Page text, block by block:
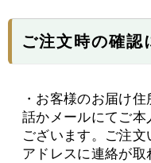
ご注文時の確認
・お客様のお届け
話かメールにてご
ございます。ご注
アドレスに連絡が